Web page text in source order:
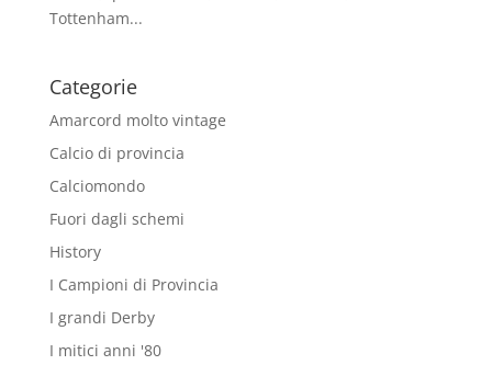
Tottenham...
Categorie
Amarcord molto vintage
Calcio di provincia
Calciomondo
Fuori dagli schemi
History
I Campioni di Provincia
I grandi Derby
I mitici anni '80